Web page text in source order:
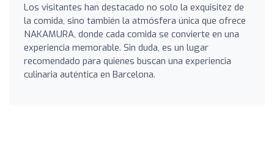
Los visitantes han destacado no solo la exquisitez de
la comida, sino también la atmósfera única que ofrece
NAKAMURA, donde cada comida se convierte en una
experiencia memorable. Sin duda, es un lugar
recomendado para quienes buscan una experiencia
culinaria auténtica en Barcelona.